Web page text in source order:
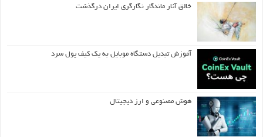
خالق آثار ماندگار نگارگری ایران درگذشت
آموزش تبدیل دستگاه موبایل به یک کیف‌ پول سرد
هوش مصنوعی و ارز دیجیتال